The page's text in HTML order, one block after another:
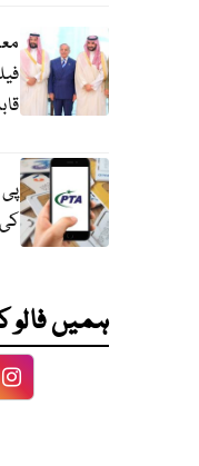
ہمیں فالو
Facebook